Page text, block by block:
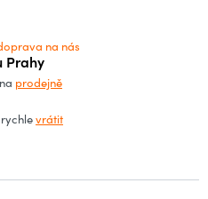
na nás
Prahy
prodejně
vrátit